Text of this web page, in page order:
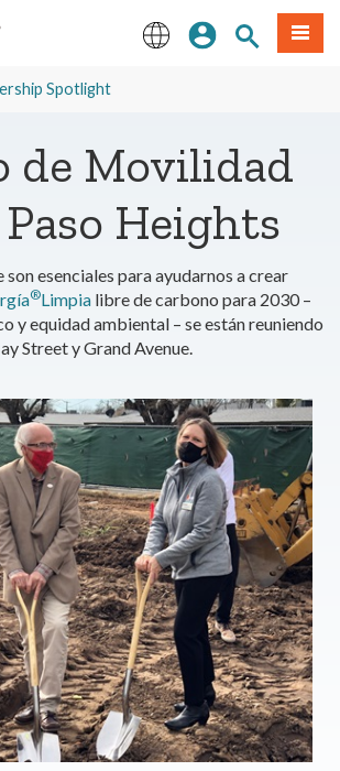
Iniciar sesión
Buscar en
Menú
Spotlight
de Movilidad
Heights
esenciales para ayudarnos a crear
®Limpia libre de carbono para 2030 –
y equidad ambiental – se están reuniendo
Street y Grand Avenue.